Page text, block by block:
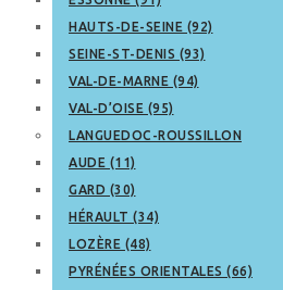
HAUTS-DE-SEINE (92)
SEINE-ST-DENIS (93)
VAL-DE-MARNE (94)
VAL-D’OISE (95)
LANGUEDOC-ROUSSILLON
AUDE (11)
GARD (30)
HÉRAULT (34)
LOZÈRE (48)
PYRÉNÉES ORIENTALES (66)